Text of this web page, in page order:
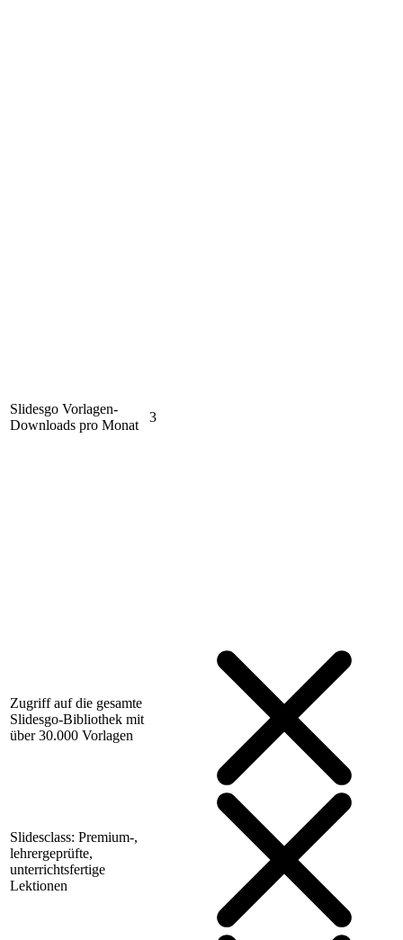
Slidesgo Vorlagen-
Downloads pro Monat
3
Zugriff auf die gesamte
Slidesgo-Bibliothek mit
über 30.000 Vorlagen
Slidesclass: Premium-,
lehrergeprüfte,
unterrichtsfertige
Lektionen